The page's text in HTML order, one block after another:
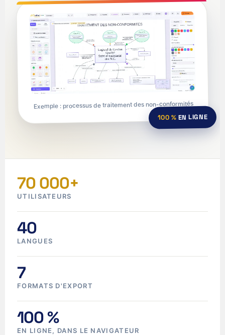
Exemple : processus de traitement des non-conformités
100 % EN LIGNE
70 000+
UTILISATEURS
40
LANGUES
7
FORMATS D'EXPORT
100 %
EN LIGNE, DANS LE NAVIGATEUR